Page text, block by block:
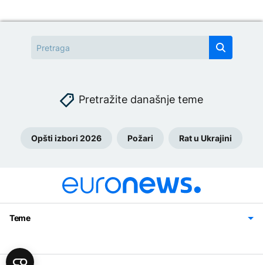
Pretražite današnje teme
Opšti izbori 2026 Požari Rat u Ukrajini
Teme
Bosna i Hercegovina
Svijet
Sport